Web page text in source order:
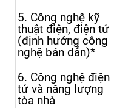
5. Công nghệ kỹ
thuật điện, điện tử
(định hướng công
nghệ bán dẫn)*
6. Công nghệ điện
tử và năng lượng
tòa nhà